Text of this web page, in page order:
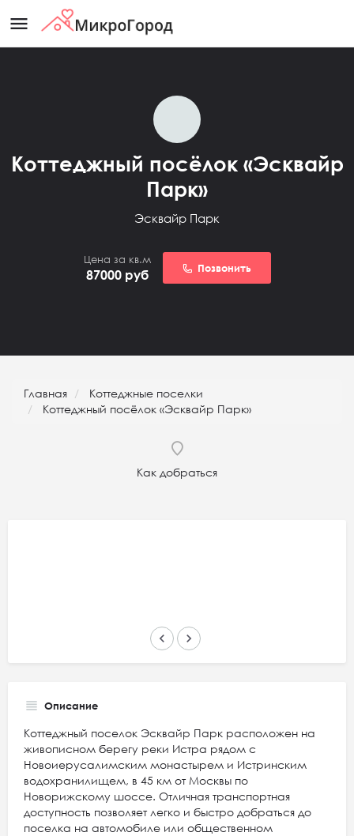
menu
Коттеджный посёлок «Эсквайр
Парк»
Эсквайр Парк
Цена за кв.м
87000 руб Позвонить
Главная
Коттеджные поселки
Коттеджный посёлок «Эсквайр Парк»
Как добраться
keyboard_arrow_left keyboard_arrow_right
Описание
Коттеджный поселок Эсквайр Парк расположен на
живописном берегу реки Истра рядом с
Новоиерусалимским монастырем и Истринским
водохранилищем, в 45 км от Москвы по
Новорижскому шоссе. Отличная транспортная
доступность позволяет легко и быстро добраться до
поселка на автомобиле или общественном